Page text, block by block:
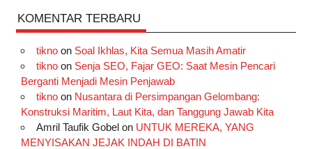
KOMENTAR TERBARU
tiknoon Soal Ikhlas, Kita Semua Masih Amatir
tiknoon Senja SEO, Fajar GEO: Saat Mesin Pencari
Berganti Menjadi Mesin Penjawab
tiknoon Nusantara di Persimpangan Gelombang:
Konstruksi Maritim, Laut Kita, dan Tanggung Jawab Kita
Amril Taufik Gobelon UNTUK MEREKA, YANG
MENYISAKAN JEJAK INDAH DI BATIN